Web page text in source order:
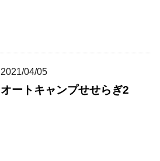
2021/04/05
オートキャンプせせらぎ2